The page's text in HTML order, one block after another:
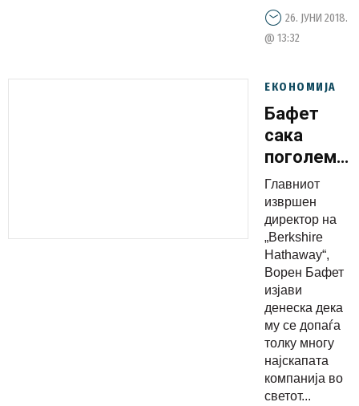
26. ЈУНИ 2018.
@ 13:32
ЕКОНОМИЈА
Бафет
сака
поголем
дел од
Apple
Главниот
извршен
директор на
„Berkshire
Hathaway“,
Ворен Бафет
изјави
денеска дека
му се допаѓа
толку многу
најскапата
компанија во
светот...